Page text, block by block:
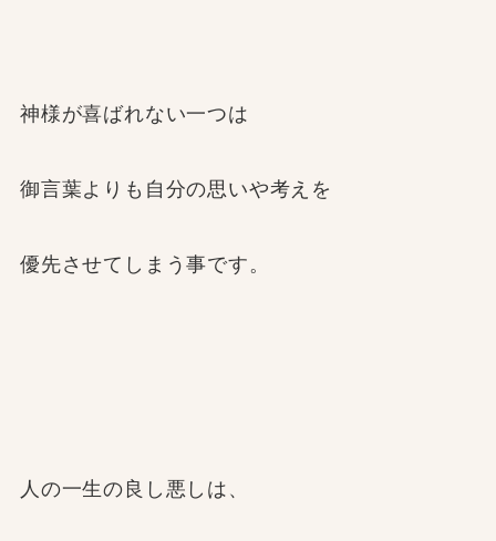
神様が喜ばれない一つは
御言葉よりも自分の思いや考えを
優先させてしまう事です。
人の一生の良し悪しは、